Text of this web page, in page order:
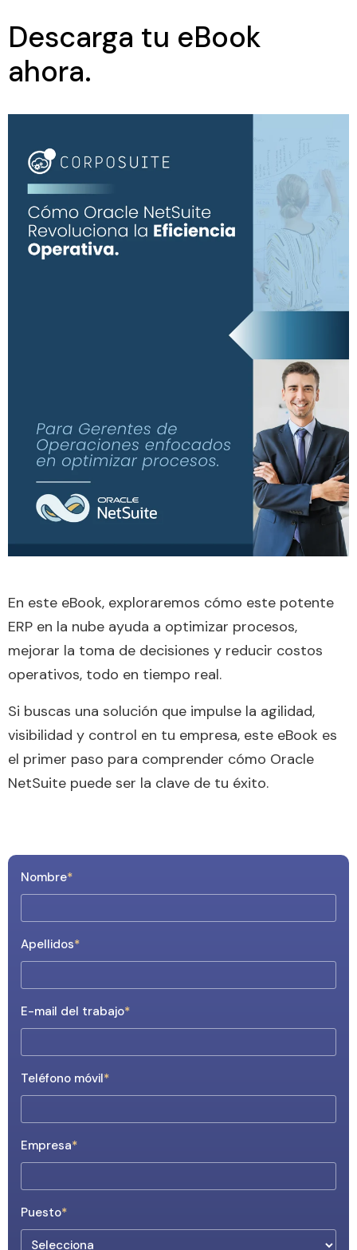
Descarga tu eBook
ahora.
En este eBook, exploraremos cómo este potente
ERP en la nube ayuda a optimizar procesos,
mejorar la toma de decisiones y reducir costos
operativos, todo en tiempo real.
Si buscas una solución que impulse la agilidad,
visibilidad y control en tu empresa, este eBook es
el primer paso para comprender cómo Oracle
NetSuite puede ser la clave de tu éxito.
Nombre*
Apellidos*
E-mail del trabajo*
Teléfono móvil*
Empresa*
Puesto*